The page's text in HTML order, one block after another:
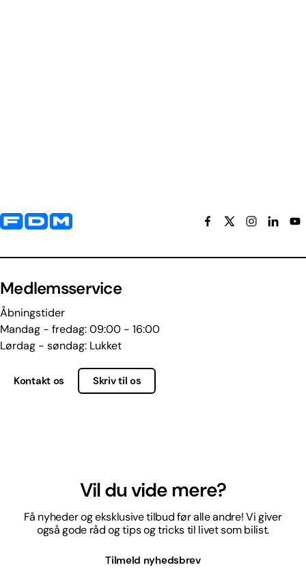
Yderligere information og kontaktoplysninger
Medlemsservice
Åbningstider
Mandag - fredag: 09:00 - 16:00
Lørdag - søndag: Lukket
Kontakt os Skriv til os
Vil du vide mere?
Få nyheder og eksklusive tilbud før alle andre! Vi giver
også gode råd og tips og tricks til livet som bilist.
Tilmeld nyhedsbrev